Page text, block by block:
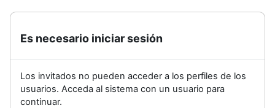
Es necesario iniciar sesión
Los invitados no pueden acceder a los perfiles de los
usuarios. Acceda al sistema con un usuario para
continuar.